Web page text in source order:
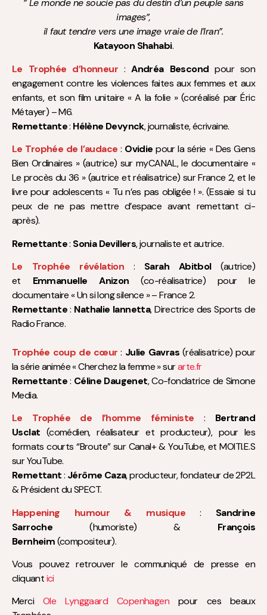
” Le monde ne soucie pas du destin d’un peuple sans
images”,
il faut tendre vers une image vraie de l’Iran”.
Katayoon Shahabi.
Le Trophée d’honneur :Andréa Bescond pour son
engagement contre les violences faites aux femmes et aux
enfants, et son film unitaire « A la folie » (coréalisé par Éric
Métayer) – M6.
Remettante: Hélène Devynck, journaliste, écrivaine.
Le Trophée de l’audace : Ovidie pour la série « Des Gens
Bien Ordinaires » (autrice) sur myCANAL, le documentaire «
Le procès du 36 » (autrice et réalisatrice) sur France 2, et le
livre pour adolescents « Tu n’es pas obligée ! ». (Essaie si tu
peux de ne pas mettre d’espace avant remettant ci-
après).
Remettante: Sonia Devillers, journaliste et autrice.
Le Trophée révélation : Sarah Abitbol(autrice)
et Emmanuelle Anizon(co-réalisatrice) pour le
documentaire « Un si long silence » – France 2.
Remettante: Nathalie Iannetta, Directrice des Sports de
Radio France.
Trophée coup de cœur : Julie Gavras (réalisatrice) pour
la série animée « Cherchez la femme » surarte.fr
Remettante: Céline Daugenet, Co-fondatrice de Simone
Media.
Le Trophée de l’homme féministe
: Bertrand
Usclat (comédien, réalisateur et producteur), pour les
formats courts “Broute” sur Canal+ & YouTube, et MOITI.E.S
sur YouTube.
Remettant: Jérôme Caza, producteur, fondateur de 2P2L
& Président du SPECT.
Happening humour & musique: Sandrine
Sarroche(humoriste) & François
Bernheim(compositeur).
Vous pouvez retrouver le communiqué de presse en
cliquantici
MerciOle Lynggaard Copenhagen pour ces beaux